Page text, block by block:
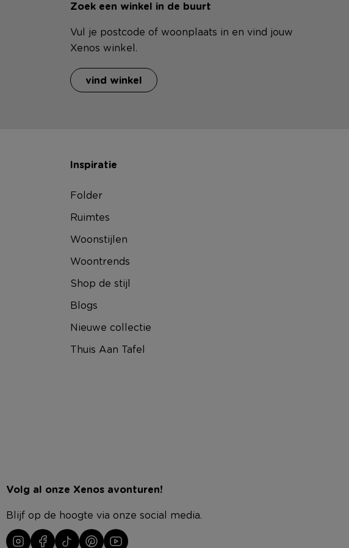
Zoek een winkel in de buurt
Vul je postcode of woonplaats in en vind jouw
Xenos winkel.
vind winkel
Inspiratie
Folder
Ruimtes
Woonstijlen
Woontrends
Shop de stijl
Blogs
Nieuwe collectie
Thuis Aan Tafel
Volg al onze Xenos avonturen!
Blijf op de hoogte via onze social media.